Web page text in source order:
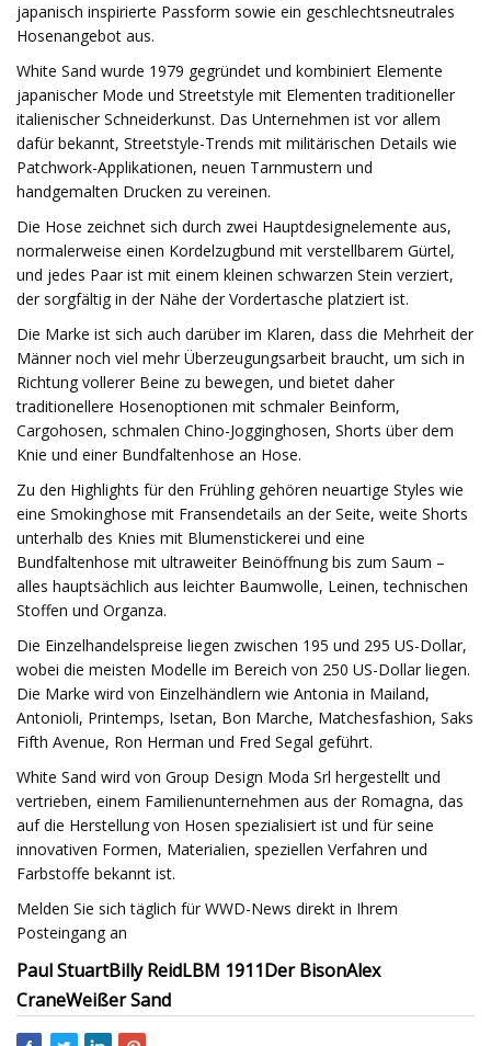
japanisch inspirierte Passform sowie ein geschlechtsneutrales
Hosenangebot aus.
White Sand wurde 1979 gegründet und kombiniert Elemente
japanischer Mode und Streetstyle mit Elementen traditioneller
italienischer Schneiderkunst. Das Unternehmen ist vor allem
dafür bekannt, Streetstyle-Trends mit militärischen Details wie
Patchwork-Applikationen, neuen Tarnmustern und
handgemalten Drucken zu vereinen.
Die Hose zeichnet sich durch zwei Hauptdesignelemente aus,
normalerweise einen Kordelzugbund mit verstellbarem Gürtel,
und jedes Paar ist mit einem kleinen schwarzen Stein verziert,
der sorgfältig in der Nähe der Vordertasche platziert ist.
Die Marke ist sich auch darüber im Klaren, dass die Mehrheit der
Männer noch viel mehr Überzeugungsarbeit braucht, um sich in
Richtung vollerer Beine zu bewegen, und bietet daher
traditionellere Hosenoptionen mit schmaler Beinform,
Cargohosen, schmalen Chino-Jogginghosen, Shorts über dem
Knie und einer Bundfaltenhose an Hose.
Zu den Highlights für den Frühling gehören neuartige Styles wie
eine Smokinghose mit Fransendetails an der Seite, weite Shorts
unterhalb des Knies mit Blumenstickerei und eine
Bundfaltenhose mit ultraweiter Beinöffnung bis zum Saum –
alles hauptsächlich aus leichter Baumwolle, Leinen, technischen
Stoffen und Organza.
Die Einzelhandelspreise liegen zwischen 195 und 295 US-Dollar,
wobei die meisten Modelle im Bereich von 250 US-Dollar liegen.
Die Marke wird von Einzelhändlern wie Antonia in Mailand,
Antonioli, Printemps, Isetan, Bon Marche, Matchesfashion, Saks
Fifth Avenue, Ron Herman und Fred Segal geführt.
White Sand wird von Group Design Moda Srl hergestellt und
vertrieben, einem Familienunternehmen aus der Romagna, das
auf die Herstellung von Hosen spezialisiert ist und für seine
innovativen Formen, Materialien, speziellen Verfahren und
Farbstoffe bekannt ist.
Melden Sie sich täglich für WWD-News direkt in Ihrem
Posteingang an
Paul StuartBilly ReidLBM 1911Der BisonAlex
CraneWeißer Sand